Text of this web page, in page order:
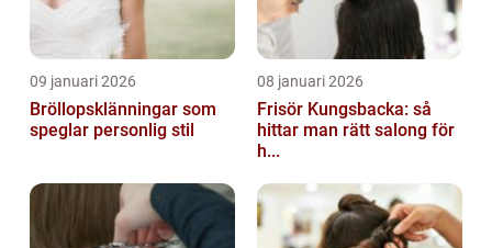
09 januari 2026
Bröllopsklänningar som
speglar personlig stil
08 januari 2026
Frisör Kungsbacka: så
hittar man rätt salong för
h...